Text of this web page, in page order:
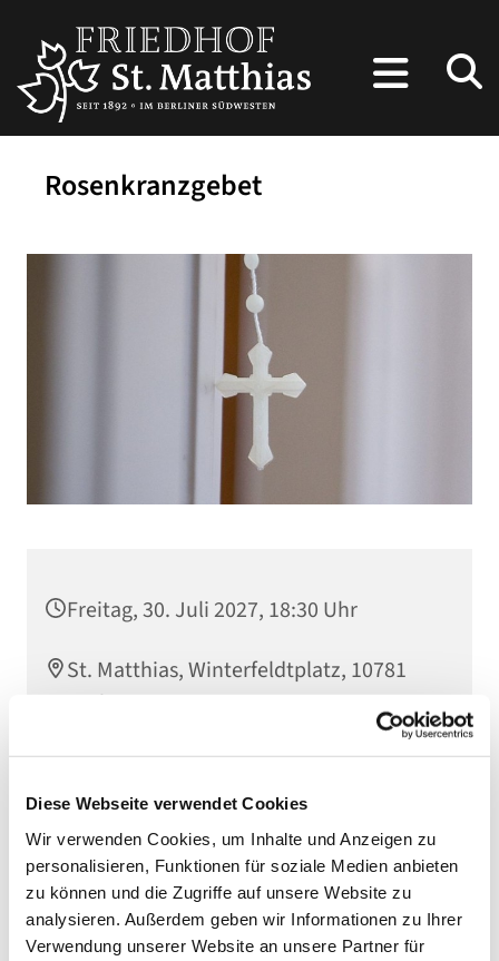
Diese Webseite verwendet Cookies
Wir verwenden Cookies, um Inhalte und Anzeigen zu
personalisieren, Funktionen für soziale Medien anbieten
zu können und die Zugriffe auf unsere Website zu
analysieren. Außerdem geben wir Informationen zu Ihrer
Verwendung unserer Website an unsere Partner für
Rosenkranzgebet
Freitag, 30. Juli 2027, 18:30 Uhr
St. Matthias, Winterfeldtplatz, 10781
Berlin